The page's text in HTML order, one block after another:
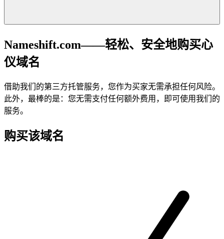
Nameshift.com——轻松、安全地购买心
仪域名
借助我们的第三方托管服务，您作为买家无需承担任何风险。
此外，最棒的是：您无需支付任何额外费用，即可使用我们的
服务。
购买该域名